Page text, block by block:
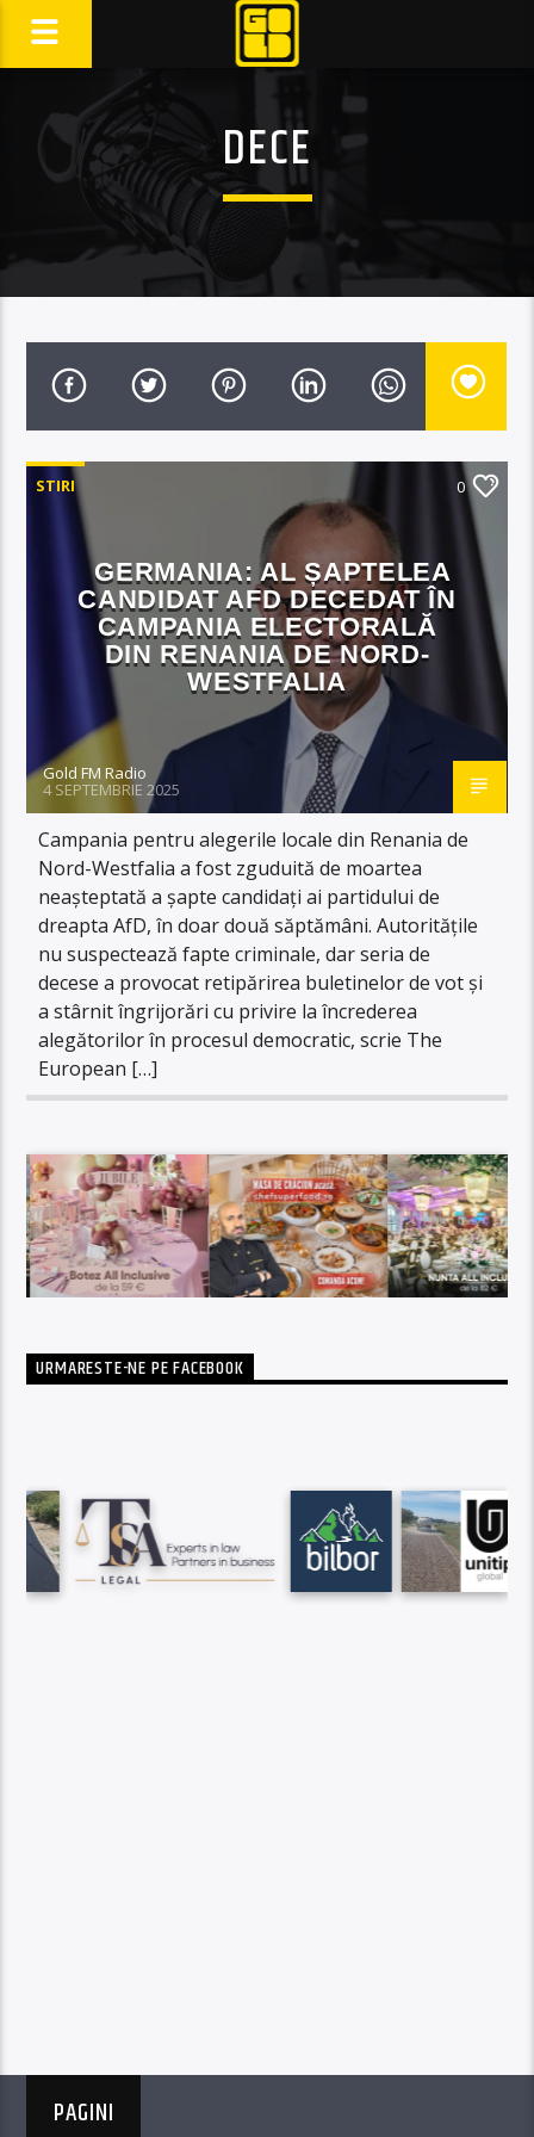
DECE
STIRI 0
GERMANIA: AL ȘAPTELEA
CANDIDAT AFD DECEDAT ÎN
CAMPANIA ELECTORALĂ
DIN RENANIA DE NORD-
WESTFALIA
Gold FM Radio
4 SEPTEMBRIE 2025
Campania pentru alegerile locale din Renania de
Nord-Westfalia a fost zguduită de moartea
neașteptată a șapte candidați ai partidului de
dreapta AfD, în doar două săptămâni. Autoritățile
nu suspectează fapte criminale, dar seria de
decese a provocat retipărirea buletinelor de vot și
a stârnit îngrijorări cu privire la încrederea
alegătorilor în procesul democratic, scrie The
European […]
URMARESTE-NE PE FACEBOOK
PAGINI